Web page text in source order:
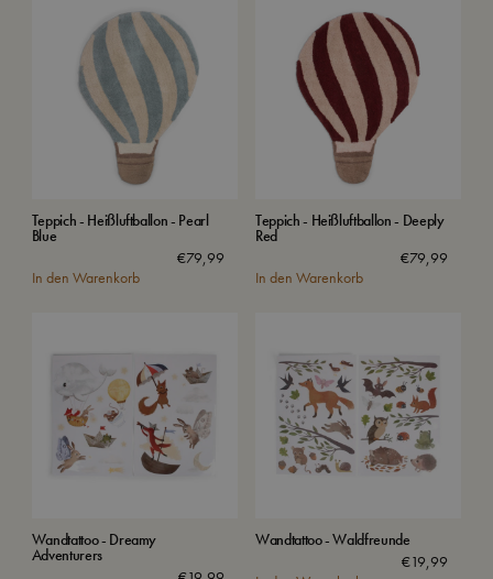
Teppich - Heißluftballon - Pearl
Blue
€79,99
In den Warenkorb
Teppich - Heißluftballon - Deeply
Red
€79,99
In den Warenkorb
Wandtattoo - Dreamy
Adventurers
Wandtattoo - Waldfreunde
€19,99